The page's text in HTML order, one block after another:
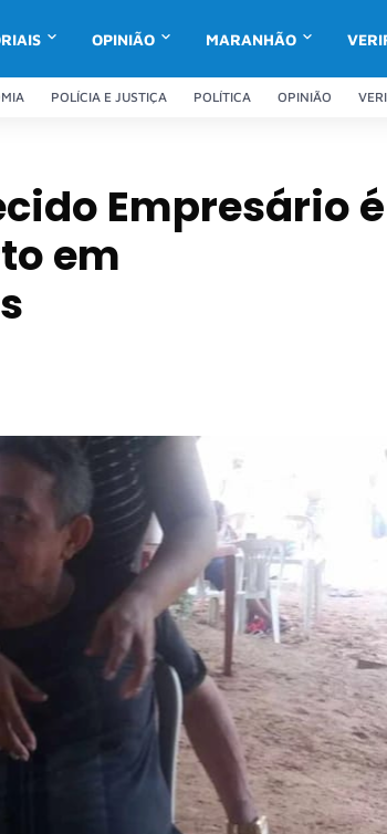
OPINIÃO MARANHÃO
POLÍCIA E JUSTIÇA POLÍTICA OPINIÃO
Empresário é
em